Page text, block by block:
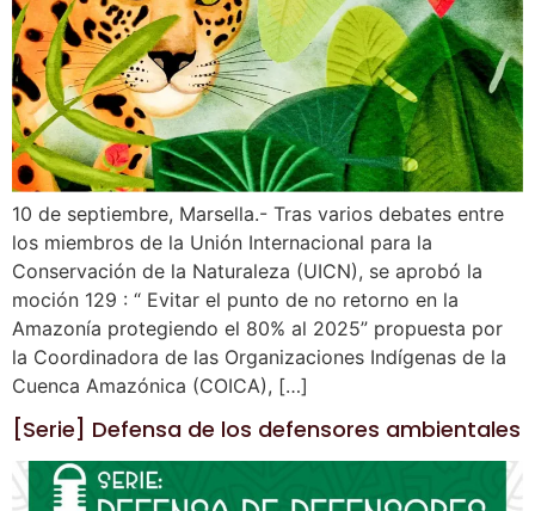
10 de septiembre, Marsella.- Tras varios debates entre
los miembros de la Unión Internacional para la
Conservación de la Naturaleza (UICN), se aprobó la
moción 129 : “ Evitar el punto de no retorno en la
Amazonía protegiendo el 80% al 2025” propuesta por
la Coordinadora de las Organizaciones Indígenas de la
Cuenca Amazónica (COICA), […]
[Serie] Defensa de los defensores ambientales